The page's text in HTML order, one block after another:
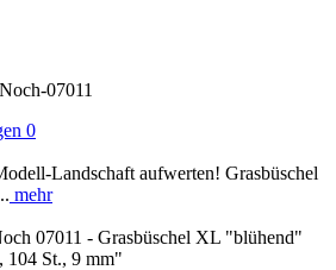
07011
0
Landschaft aufwerten! Grasbüschel
mehr
07011 - Grasbüschel XL "blühend"
104 St., 9 mm"